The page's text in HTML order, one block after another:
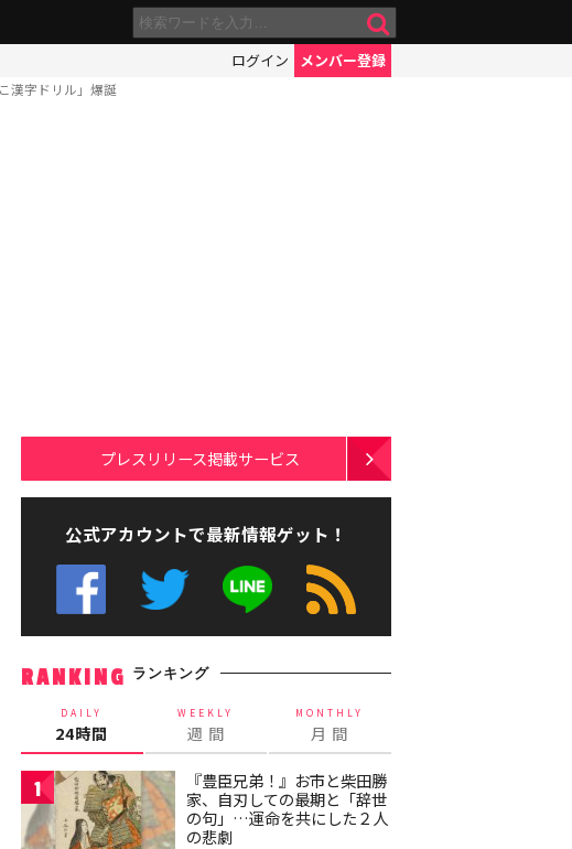
ログイン メンバー登録
漢字ドリル」爆誕
プレスリリース掲載サービス
公式アカウントで最新情報ゲット！
RANKING ランキング
DAILY
24時間
WEEKLY
週 間
MONTHLY
月 間
1
『豊臣兄弟！』お市と柴田勝
家、自刃しての最期と「辞世
の句」…運命を共にした２人
の悲劇